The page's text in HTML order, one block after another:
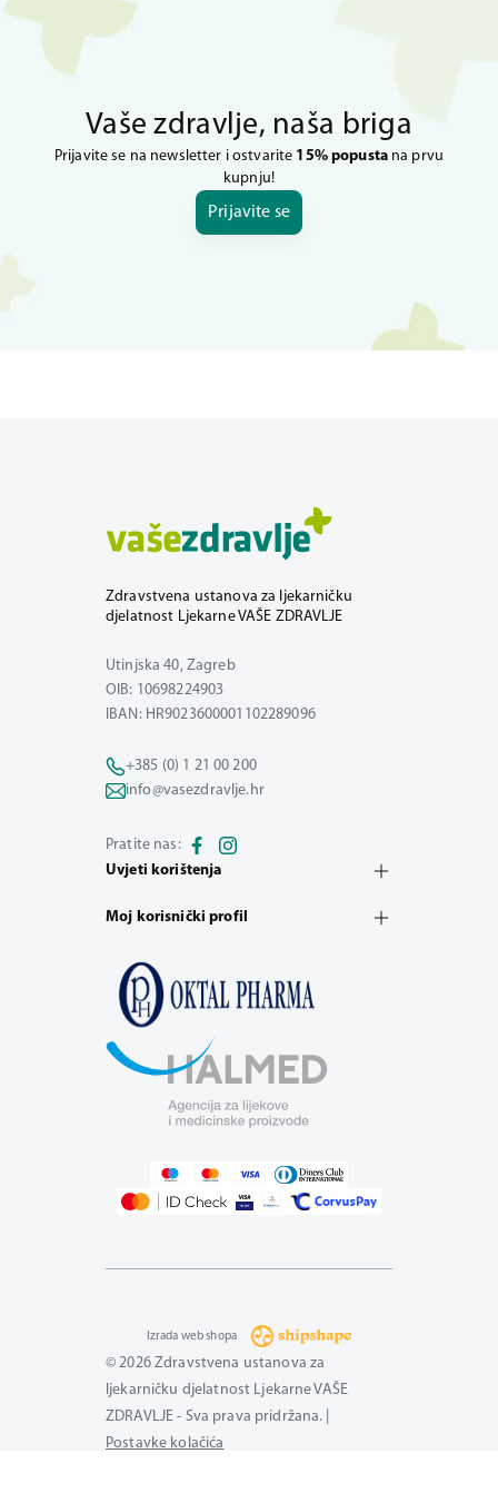
Vaše zdravlje, naša briga
Prijavite se na newsletter i ostvarite 15% popustana prvu
kupnju!
Prijavite se
Zdravstvena ustanova za ljekarničku
djelatnost Ljekarne VAŠE ZDRAVLJE
Utinjska 40, Zagreb
OIB: 10698224903
IBAN: HR9023600001102289096
+385 (0) 1 21 00 200
info@vasezdravlje.hr
Pratite nas:
Uvjeti korištenja
Moj korisnički profil
© 2026 Zdravstvena ustanova za
ljekarničku djelatnost Ljekarne VAŠE
ZDRAVLJE - Sva prava pridržana. |
Postavke kolačića
Izrada web shopa